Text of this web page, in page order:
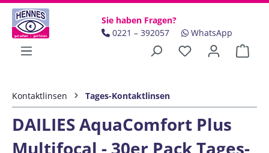
Zum Hauptinhalt springen
Sie haben Fragen?
0221 – 392057
WhatsApp
Kontaktlinsen Tages-Kontaktlinsen
DAILIES AquaComfort Plus
Multifocal - 30er Pack Tages-